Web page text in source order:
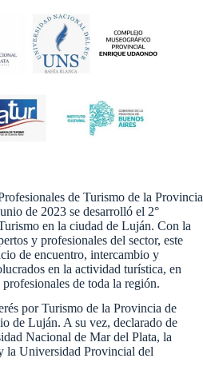
de Turismo de la Provincia
de 2023 se desarrolló el 2°
en la ciudad de Luján. Con la
y profesionales del sector, este
de encuentro, intercambio y
en la actividad turística, en
de toda la región.
por Turismo de la Provincia de
de Luján. A su vez, declarado de
Nacional de Mar del Plata, la
la Universidad Provincial del